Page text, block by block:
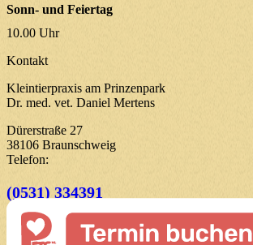
Sonn- und Feiertag
10.00 Uhr
Kontakt
Kleintierpraxis am Prinzenpark
Dr. med. vet. Daniel Mertens
Dürerstraße 27
38106 Braunschweig
Telefon:
(0531) 334391